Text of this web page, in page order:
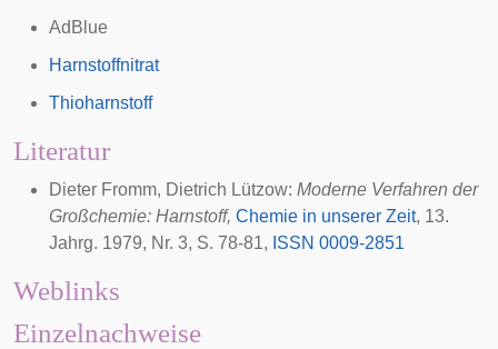
AdBlue
Harnstoffnitrat
Thioharnstoff
Literatur
Dieter Fromm, Dietrich Lützow: Moderne Verfahren der
Großchemie: Harnstoff, Chemie in unserer Zeit, 13.
Jahrg. 1979, Nr. 3, S. 78-81, ISSN 0009-2851
Weblinks
Einzelnachweise